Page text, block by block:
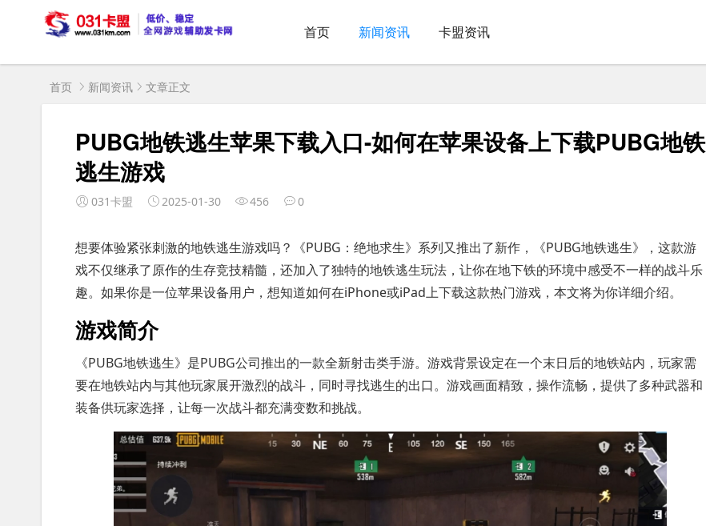
首页 新闻资讯 卡盟资讯
首页 新闻资讯 文章正文
PUBG地铁逃生苹果下载入口-如何在苹果设备上下载PUBG地铁
逃生游戏
031卡盟 2025-01-30 456 0
想要体验紧张刺激的地铁逃生游戏吗？《PUBG：绝地求生》系列又推出了新作，《PUBG地铁逃生》，这款游
戏不仅继承了原作的生存竞技精髓，还加入了独特的地铁逃生玩法，让你在地下铁的环境中感受不一样的战斗乐
趣。如果你是一位苹果设备用户，想知道如何在iPhone或iPad上下载这款热门游戏，本文将为你详细介绍。
游戏简介
《PUBG地铁逃生》是PUBG公司推出的一款全新射击类手游。游戏背景设定在一个末日后的地铁站内，玩家需
要在地铁站内与其他玩家展开激烈的战斗，同时寻找逃生的出口。游戏画面精致，操作流畅，提供了多种武器和
装备供玩家选择，让每一次战斗都充满变数和挑战。